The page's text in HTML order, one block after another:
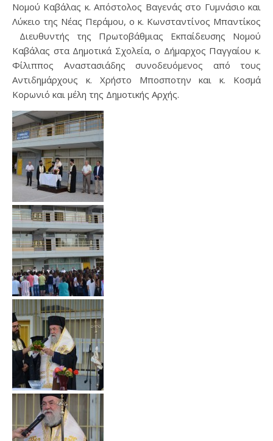
Νομού Καβάλας κ. Απόστολος Βαγενάς στο Γυμνάσιο και
Λύκειο της Νέας Περάμου, ο κ. Κωνσταντίνος Μπαντίκος
Διευθυντής της Πρωτοβάθμιας Εκπαίδευσης Νομού
Καβάλας στα Δημοτικά Σχολεία, ο Δήμαρχος Παγγαίου κ.
Φίλιππος Αναστασιάδης συνοδευόμενος από τους
Αντιδημάρχους κ. Χρήστο Μποσποτην και κ. Κοσμά
Κορωνιό και μέλη της Δημοτικής Αρχής.